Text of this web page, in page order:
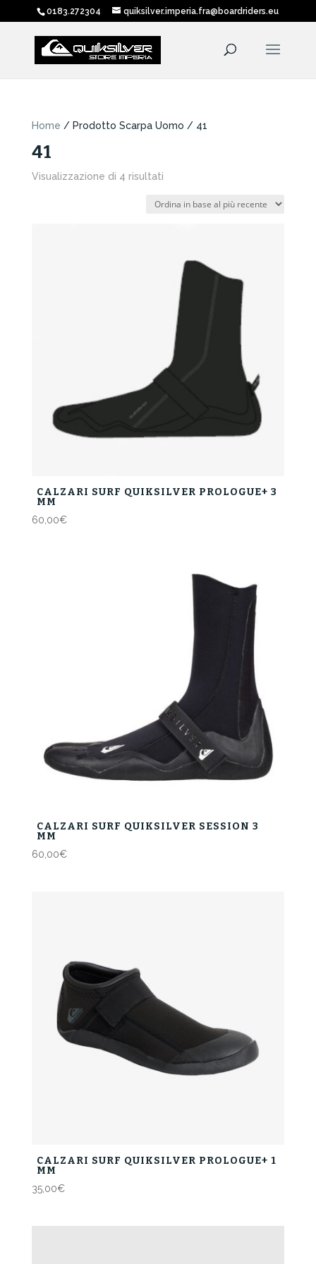
0183.272304 quiksilver.imperia.fra@boardriders.eu
Home / Prodotto Scarpa Uomo / 41
41
Visualizzazione di 4 risultatiOrdina
base
CALZARI SURF QUIKSILVER PROLOGUE+ 3
MM
60,00€
CALZARI SURF QUIKSILVER SESSION 3
MM
60,00€
CALZARI SURF QUIKSILVER PROLOGUE+ 1
MM
35,00€